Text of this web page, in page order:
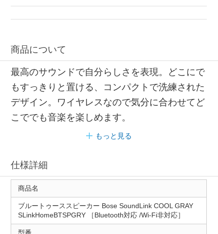
オーディオ コンパクト
商品について
最高のサウンドで自分らしさを表現。どこにで
もすっきりと置ける、コンパクトで洗練された
デザイン。ワイヤレスなので気分に合わせてど
こででも音楽を楽しめます。
もっと見る
仕様詳細
商品名
ブルートゥーススピーカー Bose SoundLink COOL GRAY
SLinkHomeBTSPGRY ［Bluetooth対応 /Wi-Fi非対応］